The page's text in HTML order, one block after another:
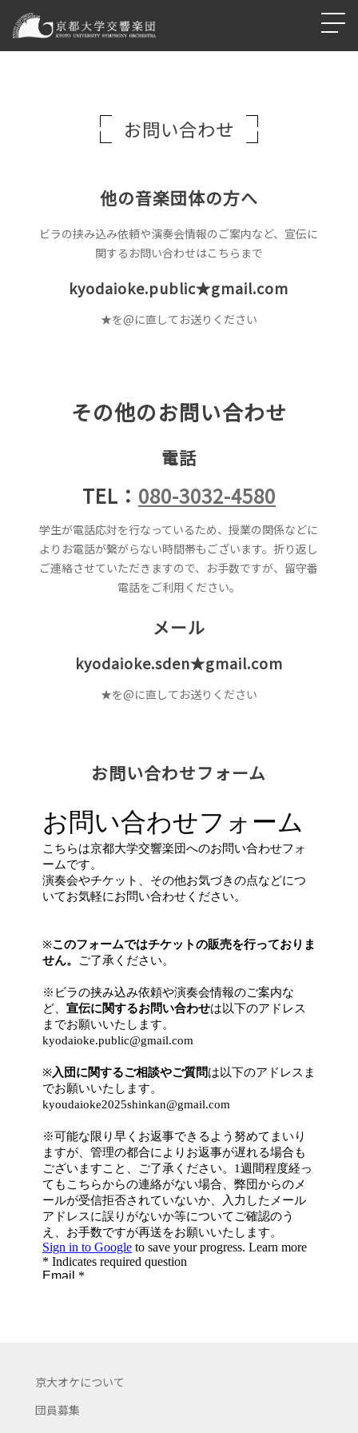
お問い合わせ
他の音楽団体の方へ
ビラの挟み込み依頼や演奏会情報のご案内など、宣伝に
関するお問い合わせはこちらまで
kyodaioke.public★gmail.com
★を@に直してお送りください
その他のお問い合わせ
電話
TEL： 080-3032-4580
学生が電話応対を行なっているため、授業の関係などに
よりお電話が繋がらない時間帯もございます。折り返し
ご連絡させていただきますので、お手数ですが、留守番
電話をご利用ください。
メール
kyodaioke.sden★gmail.com
★を@に直してお送りください
お問い合わせフォーム
京大オケについて
団員募集